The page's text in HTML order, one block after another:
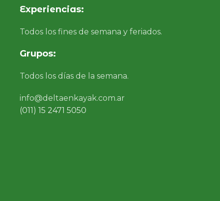
Experiencias:
Todos los fines de semana y feriados.
Grupos:
Todos los días de la semana.
info@deltaenkayak.com.ar
(011) 15 2471 5050